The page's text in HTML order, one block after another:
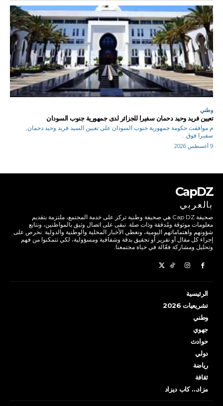
وطني
تعيين فريد وحيد دحمان سفيرا للجزائر لدى جمهورية جنوب السودان
م موافقت حكومة جمهورية جنوب السودان على تعيين السيد فريد وحيد دحمان,
سفيرا فوق...
9 أغسطس 2026
CapDZ
بالعربي
صحيفة Cap DZ هي صحيفة وطنية تركز على خدمة المجتمع، ملتزمة بتقديم
معلومات موثوقة ومُدققة وذات صلة. نبقى على اتصال وثيق بالمواطنين، ونتابع
شؤونهم واهتماماتهم اليومية، ونغطي الأخبار المحلية والوطنية والدولية. نحرص على
إجراء كل مقال أو تقرير أو تحقيق بدقة وشفافية ومسؤولية، لكي تتمكنوا من فهم
وتحليل ومشاركة فعّالة في حياة مجتمعنا.
الرئيسية
تشريعيات 2026
وطني
جهوي
حوادث
دولي
رياضة
ثقافة
مزاد… كاب ديزاد